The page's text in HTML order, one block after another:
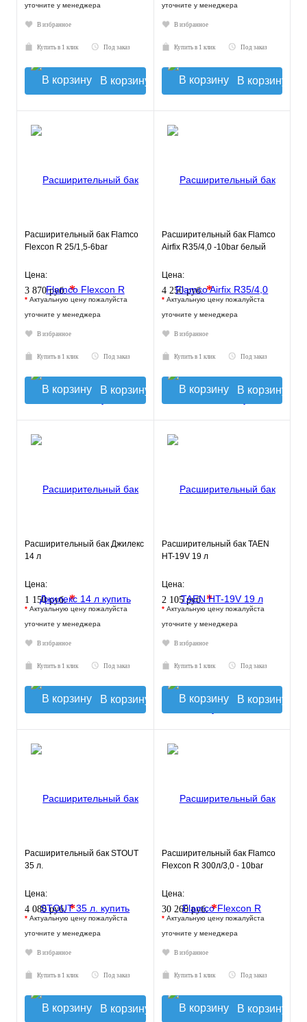
уточните у менеджера
В избранное
Купить в 1 клик Под заказ
В корзину
уточните у менеджера
В избранное
Купить в 1 клик Под заказ
В корзину
Расширительный бак Flamco
Flexcon R 25/1,5-6bar
Цена:
3 870 руб.*
* Актуальную цену пожалуйста
уточните у менеджера
В избранное
Купить в 1 клик Под заказ
В корзину
Расширительный бак Flamco
Airfix R35/4,0 -10bar белый
Цена:
4 250 руб.*
* Актуальную цену пожалуйста
уточните у менеджера
В избранное
Купить в 1 клик Под заказ
В корзину
Расширительный бак Джилекс
14 л
Цена:
1 150 руб.*
* Актуальную цену пожалуйста
уточните у менеджера
В избранное
Купить в 1 клик Под заказ
В корзину
Расширительный бак TAEN
HT-19V 19 л
Цена:
2 105 руб. *
* Актуальную цену пожалуйста
уточните у менеджера
В избранное
Купить в 1 клик Под заказ
В корзину
Расширительный бак STOUT
35 л.
Цена:
4 080 руб. *
* Актуальную цену пожалуйста
уточните у менеджера
В избранное
Купить в 1 клик Под заказ
В корзину
Расширительный бак Flamco
Flexcon R 300л/3,0 - 10bar
Цена:
30 260 руб.*
* Актуальную цену пожалуйста
уточните у менеджера
В избранное
Купить в 1 клик Под заказ
В корзину